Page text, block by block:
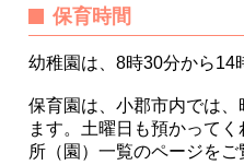
保育時間
幼稚園は、8時30分から14
保育園は、小郡市内では
ます。土曜日も預かって
所（園）一覧のページをご